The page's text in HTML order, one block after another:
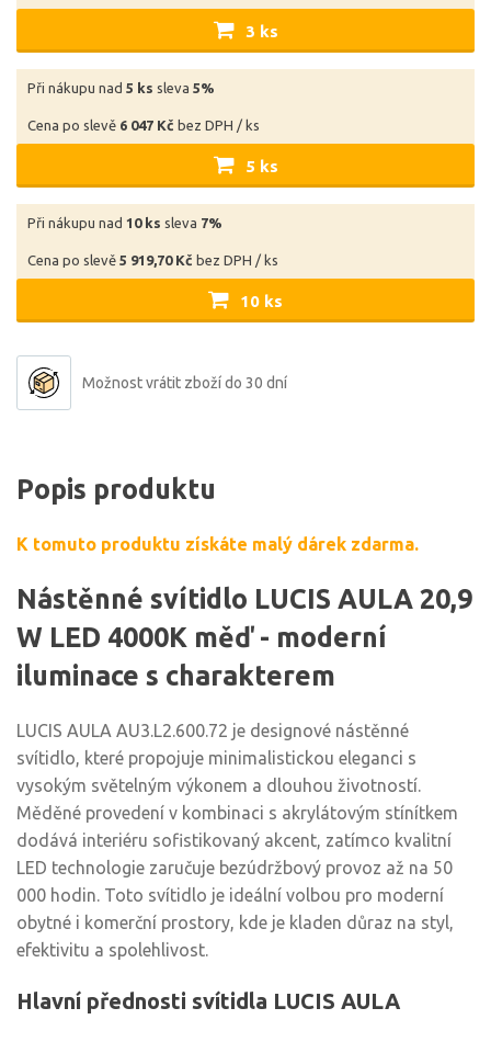
3 ks
Při nákupu nad 5 ks sleva 5%
Cena po slevě 6 047 Kč bez DPH / ks
5 ks
Při nákupu nad 10 ks sleva 7%
Cena po slevě 5 919,70 Kč bez DPH / ks
10 ks
Možnost vrátit zboží do 30 dní
Popis produktu
K tomuto produktu získáte malý dárek zdarma.
Nástěnné svítidlo LUCIS AULA 20,9
W LED 4000K měď - moderní
iluminace s charakterem
LUCIS AULA AU3.L2.600.72 je designové nástěnné
svítidlo, které propojuje minimalistickou eleganci s
vysokým světelným výkonem a dlouhou životností.
Měděné provedení v kombinaci s akrylátovým stínítkem
dodává interiéru sofistikovaný akcent, zatímco kvalitní
LED technologie zaručuje bezúdržbový provoz až na 50
000 hodin. Toto svítidlo je ideální volbou pro moderní
obytné i komerční prostory, kde je kladen důraz na styl,
efektivitu a spolehlivost.
Hlavní přednosti svítidla LUCIS AULA